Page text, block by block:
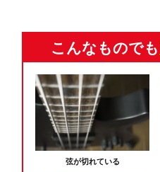
こんなものでも
弦が切れている